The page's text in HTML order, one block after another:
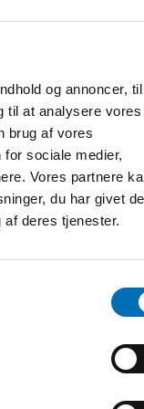
og annoncer,
til at analysere vores
brug af vores
sociale medier,
Vores partnere
du har givet
deres tjenester.
Turunen, UNICEF
och den
har vi mer